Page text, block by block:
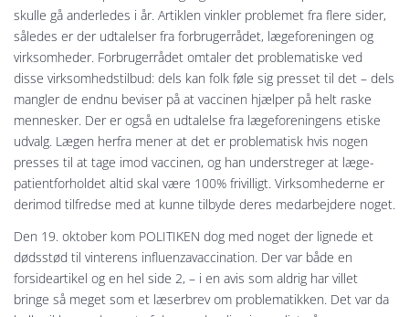
skulle gå anderledes i år. Artiklen vinkler problemet fra flere sider,
således er der udtalelser fra forbrugerrådet, lægeforeningen og
virksomheder. Forbrugerrådet omtaler det problematiske ved
disse virksomhedstilbud: dels kan folk føle sig presset til det – dels
mangler de endnu beviser på at vaccinen hjælper på helt raske
mennesker. Der er også en udtalelse fra lægeforeningens etiske
udvalg. Lægen herfra mener at det er problematisk hvis nogen
presses til at tage imod vaccinen, og han understreger at læge-
patientforholdet altid skal være 100% frivilligt. Virksomhederne er
derimod tilfredse med at kunne tilbyde deres medarbejdere noget.
Den 19. oktober kom POLITIKEN dog med noget der lignede et
dødsstød til vinterens influenzavaccination. Der var både en
forsideartikel og en hel side 2, – i en avis som aldrig har villet
bringe så meget som et læserbrev om problematikken. Det var da